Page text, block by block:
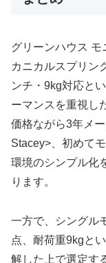
グリーンハウス モ
カニカルスプリン
ンチ・9kg対応と
ーマンスを重視し
価格ながら3年メ
Stacey>、初めて
環境のシンプル化
ります。
一方で、シングル
点、耐荷重9kgと
解した上で選定す